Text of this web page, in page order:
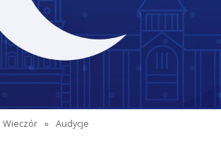
Wieczór » Audycje